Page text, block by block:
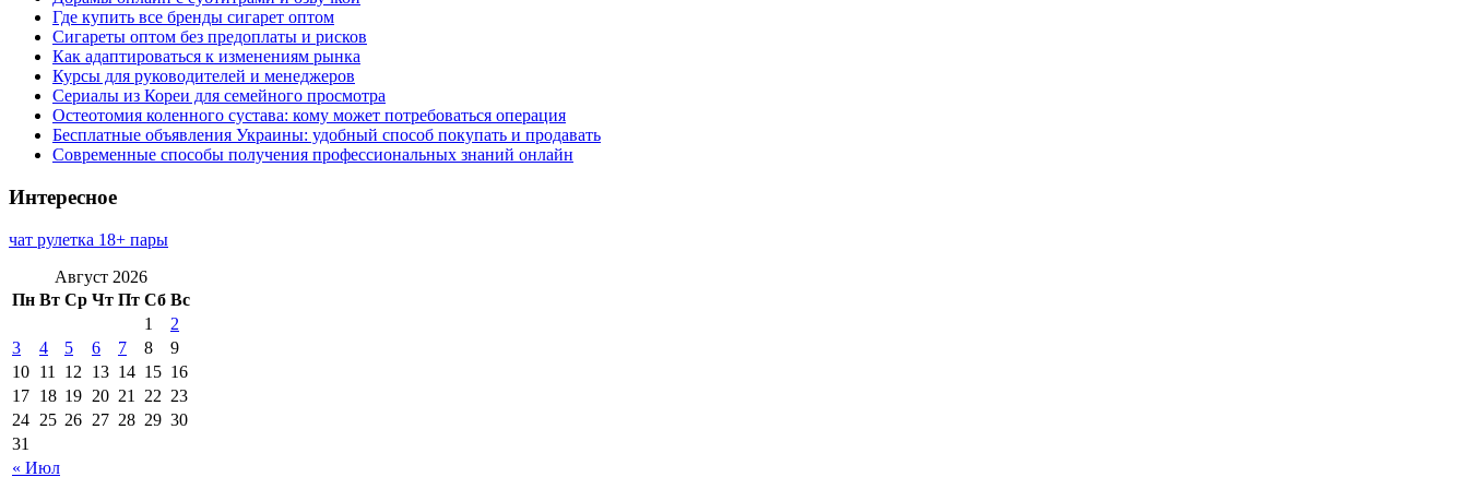
Где купить все бренды сигарет оптом
Сигареты оптом без предоплаты и рисков
Как адаптироваться к изменениям рынка
Курсы для руководителей и менеджеров
Сериалы из Кореи для семейного просмотра
Остеотомия коленного сустава: кому может потребоваться операция
Бесплатные объявления Украины: удобный способ покупать и продавать
Современные способы получения профессиональных знаний онлайн
Интересное
чат рулетка 18+ пары
Август 2026
Пн Вт Ср Чт Пт Сб Вс
« Июл
1
2
3
4 5 6 7 8
9
10 11 12 13 14 15 16
17 18 19 20 21 22 23
24 25 26 27 28 29 30
31